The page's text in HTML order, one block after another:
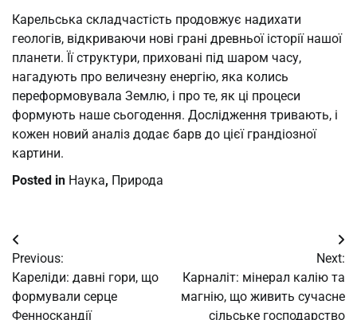
Карельська складчастість продовжує надихати
геологів, відкриваючи нові грані древньої історії нашої
планети. Її структури, приховані під шаром часу,
нагадують про величезну енергію, яка колись
переформовувала Землю, і про те, як ці процеси
формують наше сьогодення. Дослідження тривають, і
кожен новий аналіз додає барв до цієї грандіозної
картини.
Posted in Наука, Природа
Post
navigation
Previous:
Кареліди: давні гори, що
формували серце
Фенноскандії
Next:
Карналіт: мінерал калію та
магнію, що живить сучасне
сільське господарство